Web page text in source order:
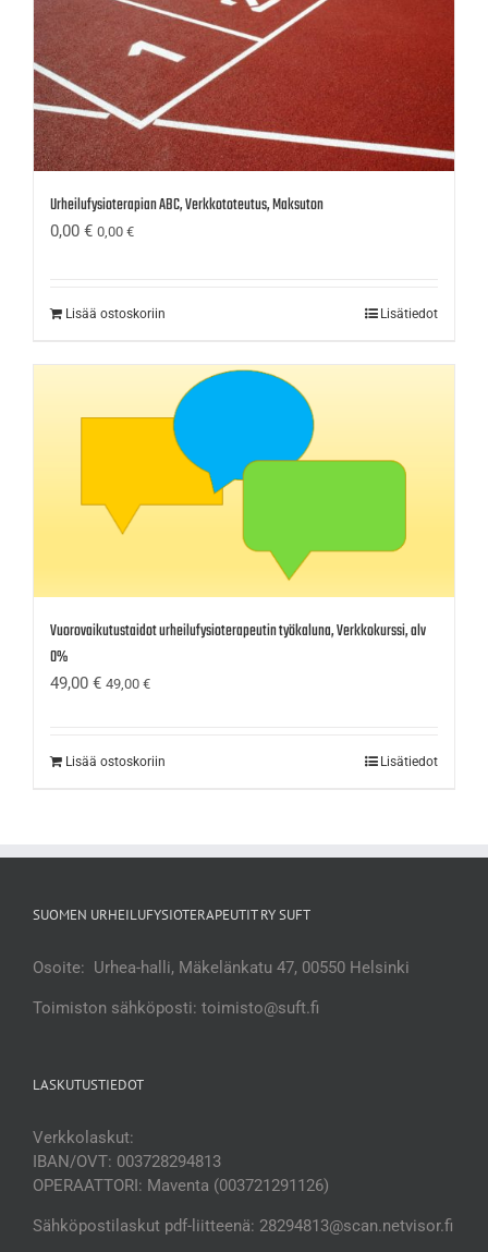
Urheilufysioterapian ABC, Verkkototeutus, Maksuton
0,00 € 0,00 €
Lisää ostoskoriin Lisätiedot
Vuorovaikutustaidot urheilufysioterapeutin työkaluna, Verkkokurssi, alv
0%
49,00 € 49,00 €
Lisää ostoskoriin Lisätiedot
SUOMEN URHEILUFYSIOTERAPEUTIT RY SUFT
Osoite: Urhea-halli, Mäkelänkatu 47, 00550 Helsinki
Toimiston sähköposti: toimisto@suft.fi
LASKUTUSTIEDOT
Verkkolaskut:
IBAN/OVT: 003728294813
OPERAATTORI: Maventa (003721291126)
Sähköpostilaskut pdf-liitteenä: 28294813@scan.netvisor.fi